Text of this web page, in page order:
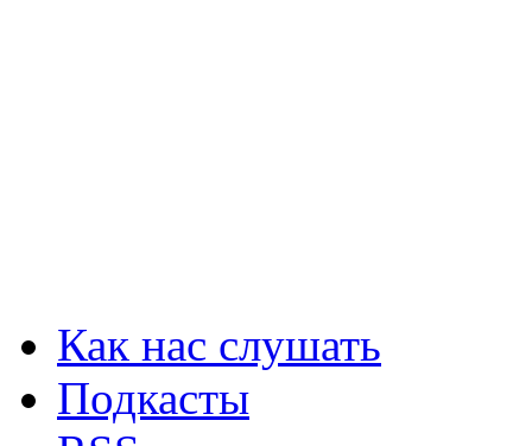
Как нас слушать
Подкасты